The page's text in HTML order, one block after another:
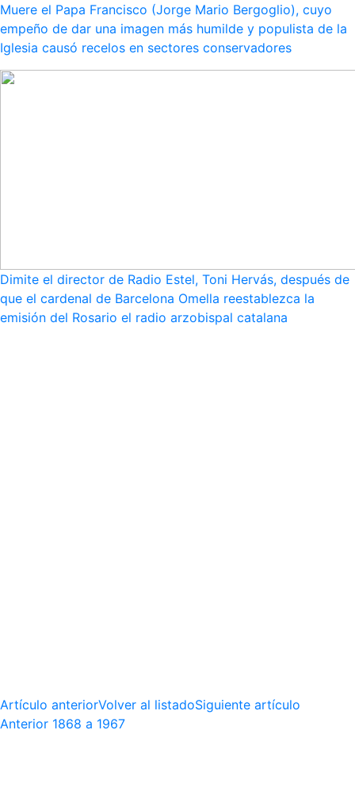
Muere el Papa Francisco (Jorge Mario Bergoglio), cuyo
empeño de dar una imagen más humilde y populista de la
Iglesia causó recelos en sectores conservadores
Dimite el director de Radio Estel, Toni Hervás, después de
que el cardenal de Barcelona Omella reestablezca la
emisión del Rosario el radio arzobispal catalana
Artículo anteriorVolver al listadoSiguiente artículo
Anterior 1868 a 1967